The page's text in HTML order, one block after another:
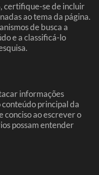
certifique-se de incluir
ao tema da página.
de busca a
e a classificá-lo
informações
principal da
conciso ao escrever o
possam entender